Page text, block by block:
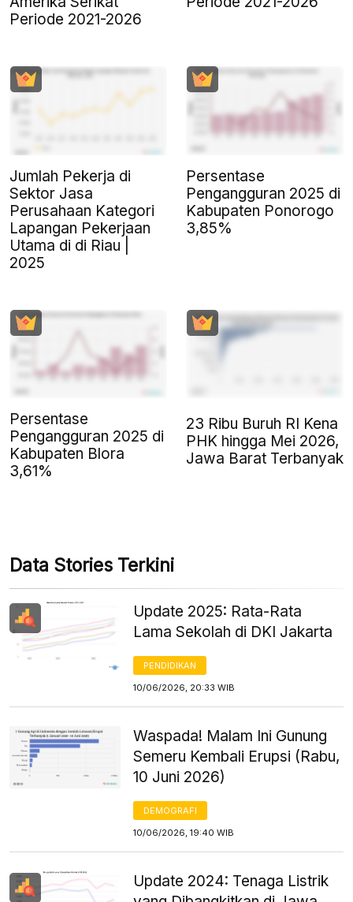
Periode 2021-2026
Jumlah Pekerja di
Sektor Jasa
Perusahaan Kategori
Lapangan Pekerjaan
Utama di di Riau |
2025
Persentase
Pengangguran 2025 di
Kabupaten Ponorogo
3,85%
Persentase
Pengangguran 2025 di
Kabupaten Blora
3,61%
23 Ribu Buruh RI Kena
PHK hingga Mei 2026,
Jawa Barat Terbanyak
Data Stories Terkini
Update 2025: Rata-Rata
Lama Sekolah di DKI Jakarta
PENDIDIKAN
10/06/2026, 20:33 WIB
Waspada! Malam Ini Gunung
Semeru Kembali Erupsi (Rabu,
10 Juni 2026)
DEMOGRAFI
10/06/2026, 19:40 WIB
Update 2024: Tenaga Listrik